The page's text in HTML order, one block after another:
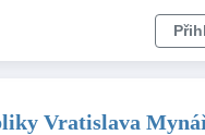
Vratislava